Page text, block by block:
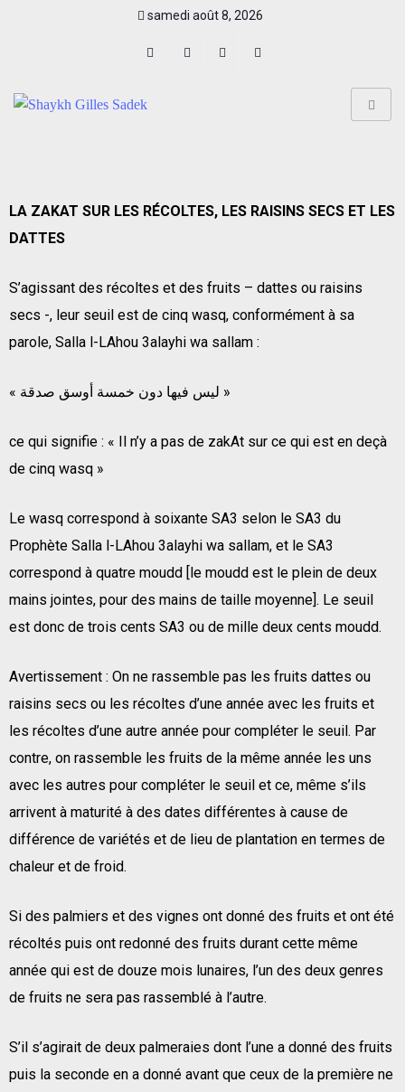
samedi août 8, 2026
LA ZAKAT SUR LES RÉCOLTES, LES RAISINS SECS ET LES
DATTES
S’agissant des récoltes et des fruits – dattes ou raisins
secs -, leur seuil est de cinq wasq, conformément à sa
parole, Salla l-LAhou 3alayhi wa sallam :
« ليس فيها دون خمسة أوسق صدقة »
ce qui signifie : « Il n’y a pas de zakAt sur ce qui est en deçà
de cinq wasq »
Le wasq correspond à soixante SA3 selon le SA3 du
Prophète Salla l-LAhou 3alayhi wa sallam, et le SA3
correspond à quatre moudd [le moudd est le plein de deux
mains jointes, pour des mains de taille moyenne]. Le seuil
est donc de trois cents SA3 ou de mille deux cents moudd.
Avertissement : On ne rassemble pas les fruits dattes ou
raisins secs ou les récoltes d’une année avec les fruits et
les récoltes d’une autre année pour compléter le seuil. Par
contre, on rassemble les fruits de la même année les uns
avec les autres pour compléter le seuil et ce, même s’ils
arrivent à maturité à des dates différentes à cause de
différence de variétés et de lieu de plantation en termes de
chaleur et de froid.
Si des palmiers et des vignes ont donné des fruits et ont été
récoltés puis ont redonné des fruits durant cette même
année qui est de douze mois lunaires, l’un des deux genres
de fruits ne sera pas rassemblé à l’autre.
S’il s’agirait de deux palmeraies dont l’une a donné des fruits
puis la seconde en a donné avant que ceux de la première ne